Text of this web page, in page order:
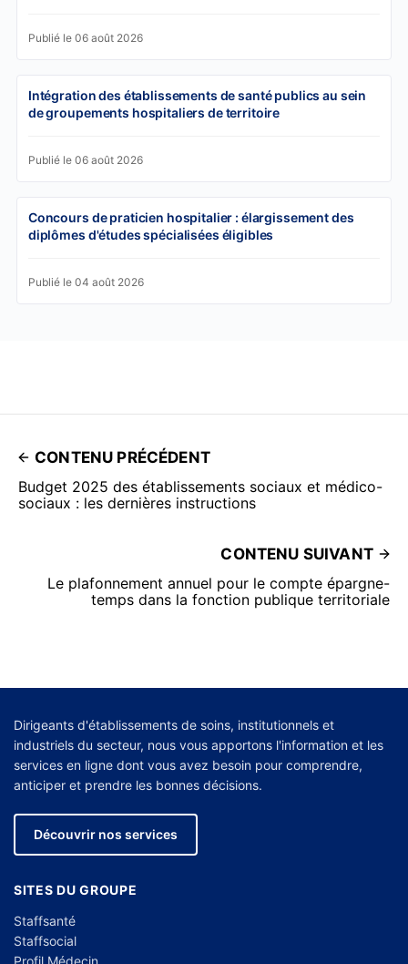
Publié le 06 août 2026
Intégration des établissements de santé publics au sein
de groupements hospitaliers de territoire
Publié le 06 août 2026
Concours de praticien hospitalier : élargissement des
diplômes d'études spécialisées éligibles
Publié le 04 août 2026
CONTENU PRÉCÉDENT
Budget 2025 des établissements sociaux et médico-
sociaux : les dernières instructions
CONTENU SUIVANT
Le plafonnement annuel pour le compte épargne-
temps dans la fonction publique territoriale
Dirigeants d'établissements de soins, institutionnels et
industriels du secteur, nous vous apportons l'information et les
services en ligne dont vous avez besoin pour comprendre,
anticiper et prendre les bonnes décisions.
Découvrir nos services
SITES DU GROUPE
Staffsanté
Staffsocial
Profil Médecin